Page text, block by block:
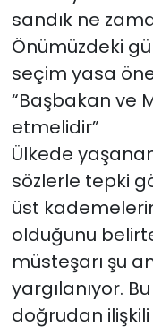
sandık ne
Önümüzdeki
seçim yasa
“Başbakan ve
etmelidir”
Ülkede
sözlerle tepki
üst
olduğunu
müsteşarı şu
yargılanıyor.
doğrudan